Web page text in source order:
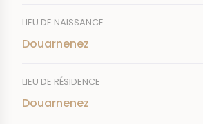
LIEU DE NAISSANCE
Douarnenez
LIEU DE RÉSIDENCE
Douarnenez